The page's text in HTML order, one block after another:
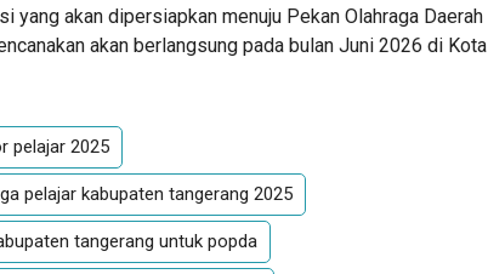
yang akan dipersiapkan menuju Pekan Olahraga Daerah
akan berlangsung pada bulan Juni 2026 di Kota
pelajar 2025
pelajar kabupaten tangerang 2025
tangerang untuk popda